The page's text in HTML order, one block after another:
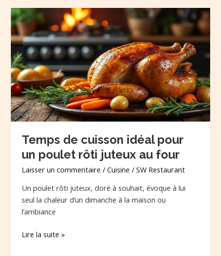
Temps de cuisson idéal pour
un poulet rôti juteux au four
Laisser un commentaire /Cuisine /SW Restaurant
Un poulet rôti juteux, doré à souhait, évoque à lui
seul la chaleur d’un dimanche à la maison ou
l’ambiance
Temps
de
cuisson
idéal
pour
un
poulet
rôti
juteux
au
Lire la suite »